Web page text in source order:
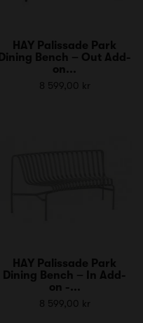
HAY Palissade Park
Dining Bench – Out Add-
on...
8 599,00 kr
HAY Palissade Park
Dining Bench – In Add-
on -...
8 599,00 kr